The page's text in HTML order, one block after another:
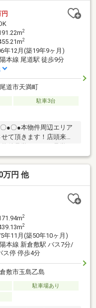
2
2
年12月(築19年9ヶ月)
陽本線 尾道駅 徒歩9分
道市天満町
駐車3台
●〇●本物件周辺エリア
て頂きます！店頭来店
件見学ができる見学ツ
料）からご予約下さ
〇●〇●〇●◇駅チカの好
校：徒歩3分圏内で生
駐車10台分のスペー
階建てRC（鉄筋コンク
る居住空間
万円 他
2
2
年11月(築50年10ヶ月)
本線 新倉敷駅 バス7分/
ス停 停歩4分
敷市玉島乙島
駐車場あり